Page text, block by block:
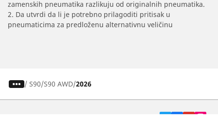
zamenskih pneumatika razlikuju od originalnih pneumatika.
2. Da utvrdi da li je potrebno prilagoditi pritisak u
pneumaticima za predloženu alternativnu veličinu
/ S90 S90 AWD 2026